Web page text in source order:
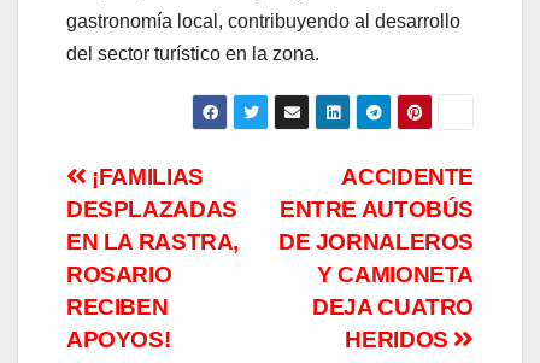
gastronomía local, contribuyendo al desarrollo
del sector turístico en la zona.
Navegación
de
entradas
ACCIDENTE
ENTRE AUTOBÚS
DE JORNALEROS
Y CAMIONETA
DEJA CUATRO
HERIDOS
¡FAMILIAS
DESPLAZADAS
EN LA RASTRA,
ROSARIO
RECIBEN
APOYOS!